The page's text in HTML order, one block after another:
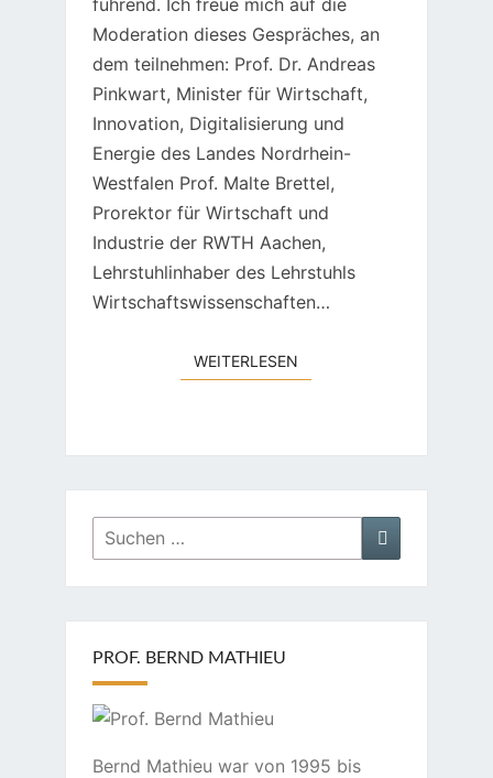
führend. Ich freue mich auf die
Moderation dieses Gespräches, an
dem teilnehmen: Prof. Dr. Andreas
Pinkwart, Minister für Wirtschaft,
Innovation, Digitalisierung und
Energie des Landes Nordrhein-
Westfalen Prof. Malte Brettel,
Prorektor für Wirtschaft und
Industrie der RWTH Aachen,
Lehrstuhlinhaber des Lehrstuhls
Wirtschaftswissenschaften…
WEITERLESEN
Suchen
nach:
Suchen
PROF. BERND MATHIEU
Bernd Mathieu war von 1995 bis